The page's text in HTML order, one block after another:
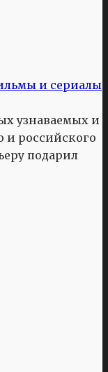
и сериалы
узнаваемых и
и российского
подарил